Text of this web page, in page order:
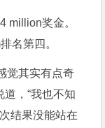
million奖金。
名第四。
觉其实有点奇
道，“我也不知
结果没能站在